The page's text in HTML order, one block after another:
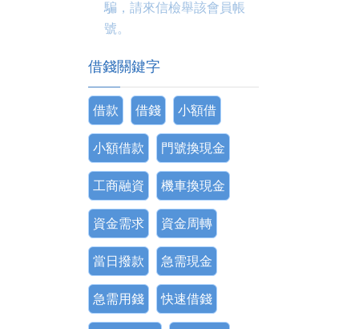
騙，請來信檢舉該會員帳
號。
借錢關鍵字
借款 借錢 小額借
小額借款 門號換現金
工商融資 機車換現金
資金需求 資金周轉
當日撥款 急需現金
急需用錢 快速借錢